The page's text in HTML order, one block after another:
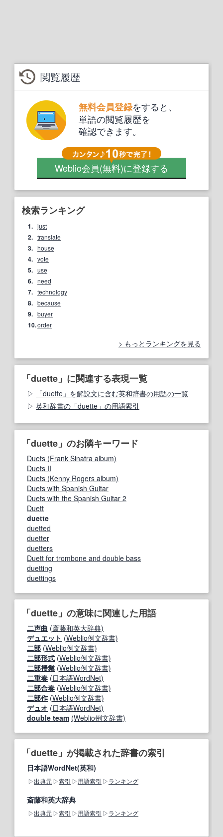
閲覧履歴
無料会員登録をすると、
単語の閲覧履歴を
確認できます。
Weblio会員(無料)に登録する
検索ランキング
1. just
2. translate
3. house
4. vote
5. use
6. need
7. technology
8. because
9. buyer
10.order
もっとランキングを見る
「duette」に関連する表現一覧
「duette」を解説文に含む英和辞書の用語の一覧
英和辞書の「duette」の用語索引
「duette」のお隣キーワード
Duets (Frank Sinatra album)
Duets II
Duets (Kenny Rogers album)
Duets with Spanish Guitar
Duets with the Spanish Guitar 2
Duett
duette
duetted
duetter
duetters
Duett for trombone and double bass
duetting
duettings
「duette」の意味に関連した用語
二声曲 (斎藤和英大辞典)
デュエット (Weblio例文辞書)
二部 (Weblio例文辞書)
二部形式 (Weblio例文辞書)
二部授業 (Weblio例文辞書)
二重奏 (日本語WordNet)
二部合奏 (Weblio例文辞書)
二部作 (Weblio例文辞書)
デュオ (日本語WordNet)
double team (Weblio例文辞書)
「duette」が掲載された辞書の索引
日本語WordNet(英和)
出典元 索引 用語索引 ランキング
斎藤和英大辞典
出典元 索引 用語索引 ランキング